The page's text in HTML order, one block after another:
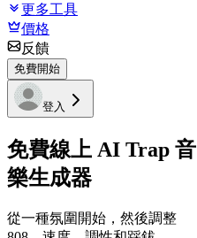
更多工具
價格
反饋
免費開始
登入
免費線上 AI Trap 音
樂生成器
從一種氛圍開始，然後調整